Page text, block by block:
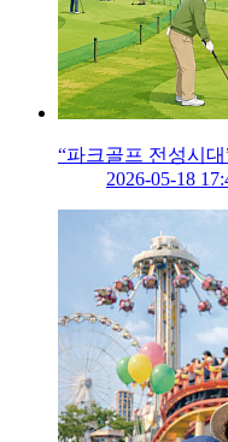
“파크골프 전성시
2026-05-18